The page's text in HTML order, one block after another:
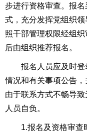
步进行资格审查。报
式，充分发挥党组织
照干部管理权限经组
后由组织推荐报名。
报名人员应及时登
情况和有关事项公告，
由于联系方式不畅导
人员自负。
1.报名及资格审查